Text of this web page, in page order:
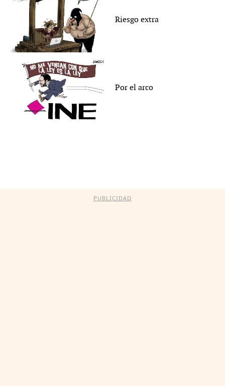
Riesgo extra
Por el arco
PUBLICIDAD